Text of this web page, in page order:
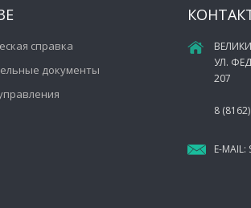
справка
документы
УЛ.
207
8
E-MAIL: